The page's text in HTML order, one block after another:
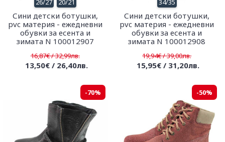
26/27 20/21
Сини детски ботушки,
pvc материя - ежедневни
обувки за есента и
зимата N 100012907
16,87€ / 32,99лв.
13,50€ / 26,40лв.
34/35
Сини детски ботушки,
pvc материя - ежедневни
обувки за есента и
зимата N 100012908
19,94€ / 39,00лв.
15,95€ / 31,20лв.
-70% -50%